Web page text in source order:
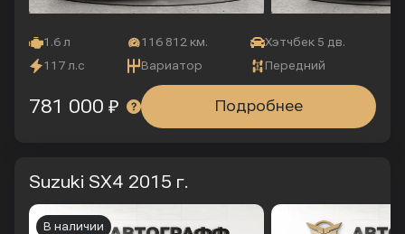
1.6 л 116 812 км.
Хэтчбек 5 дв.
117 л.с
Вариатор Передний
Подробнее
781 000 ₽
Suzuki SX4 2015 г.
В наличии